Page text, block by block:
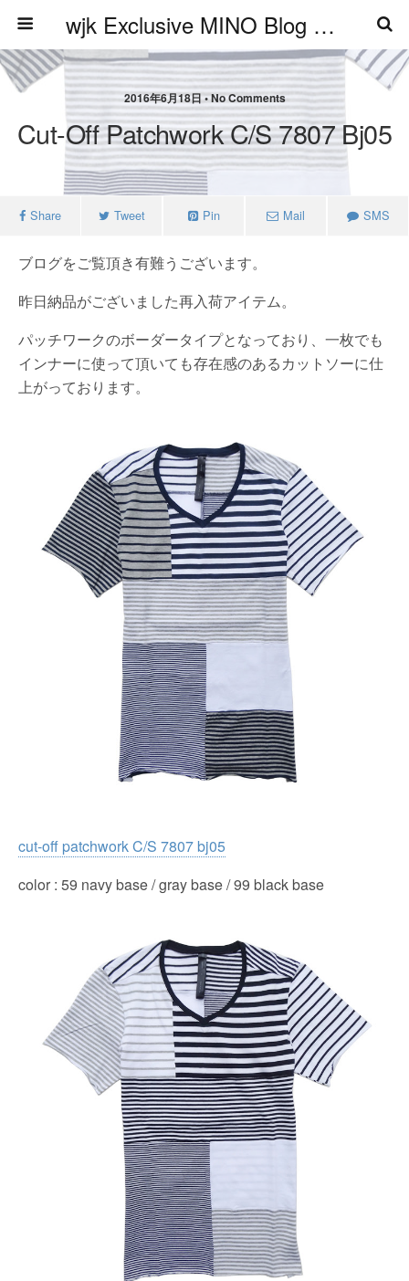
wjk Exclusive MINO Blog ブログ
2016年6月18日 • No Comments
Cut-Off Patchwork C/S 7807 Bj05
Share Tweet Pin Mail SMS
ブログをご覧頂き有難うございます。
昨日納品がございました再入荷アイテム。
パッチワークのボーダータイプとなっており、一枚でも
インナーに使って頂いても存在感のあるカットソーに仕
上がっております。
cut-off patchwork C/S 7807 bj05
color : 59 navy base / gray base / 99 black base